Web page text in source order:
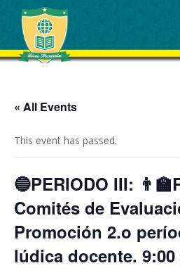
« All Events
This event has passed.
🔵PERIODO III:
Comités de
Promoción 2.o
lúdica docente. 9:00